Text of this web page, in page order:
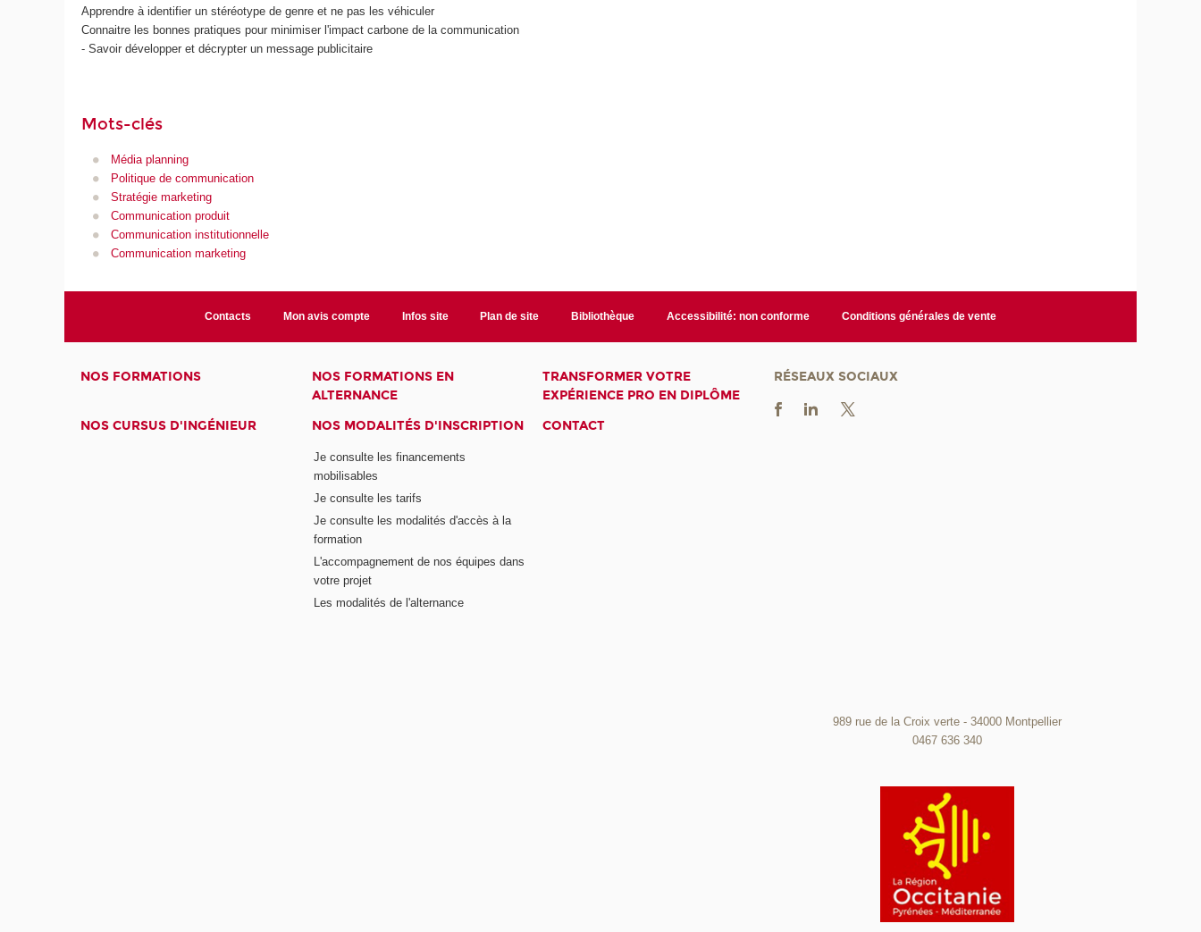
Apprendre à identifier un stéréotype de genre et ne pas les véhiculer
Connaitre les bonnes pratiques pour minimiser l'impact carbone de la communication
- Savoir développer et décrypter un message publicitaire
Mots-clés
Média planning
Politique de communication
Stratégie marketing
Communication produit
Communication institutionnelle
Communication marketing
Contacts Mon avis compte Infos site Plan de site Bibliothèque Accessibilité: non conforme Conditions générales de vente
NOS FORMATIONS
NOS FORMATIONS EN
ALTERNANCE
TRANSFORMER VOTRE
EXPÉRIENCE PRO EN DIPLÔME
NOS CURSUS D'INGÉNIEUR
NOS MODALITÉS D'INSCRIPTION
Je consulte les financements
mobilisables
Je consulte les tarifs
Je consulte les modalités d'accès à la
formation
L'accompagnement de nos équipes dans
votre projet
Les modalités de l'alternance
CONTACT
RÉSEAUX SOCIAUX
989 rue de la Croix verte - 34000 Montpellier
0467 636 340